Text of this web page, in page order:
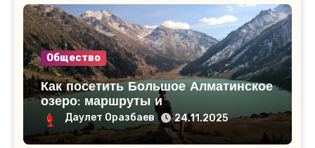
Общество
Как посетить Большое Алматинское
озеро: маршруты и
достопримечательности
Даулет Оразбаев 24.11.2025